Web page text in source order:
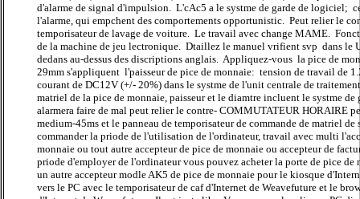
d'alarme de signal d'impulsion. L'cAc5 a le systme de garde de logiciel;
l'alarme, qui empchent des comportements opportunistic. Peut relier le
temporisateur de lavage de voiture. Le travail avec change MAME.
de la machine de jeu lectronique. Dtaillez le manuel vrifient svp dans le
dedans au-dessus des discriptions anglais. Appliquez-vous la pice de
29mm s'appliquent l'paisseur de pice de monnaie: tension de travail de
courant de DC12V (+/- 20%) dans le systme de l'unit centrale de
matriel de la pice de monnaie, paisseur et le diamtre incluent le systme
alarmera faire de mal peut relier le contre- COMMUTATEUR HORAIRE
medium-45ms et le panneau de temporisateur de commande de matriel
commander la priode de l'utilisation de l'ordinateur, travail avec multi
monnaie ou tout autre accepteur de pice de monnaie ou accepteur de
priode d'employer de l'ordinateur vous pouvez acheter la porte de pice de
un autre accepteur modle AK5 de pice de monnaie pour le kiosque
vers le PC avec le temporisateur de caf d'Internet de Weavefuture et le